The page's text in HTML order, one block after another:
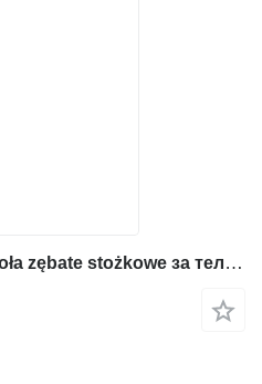
Диференцијал CLARK Koła zębate stożkowe за телескопски натоварувач Caterpillar th 62